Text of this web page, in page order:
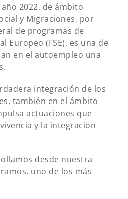
2022, de ámbito
y Migraciones, por
de programas de
Europeo (FSE), es una de
en el autoempleo una
integración de los
también en el ámbito
actuaciones que
y la integración
desde nuestra
uno de los más